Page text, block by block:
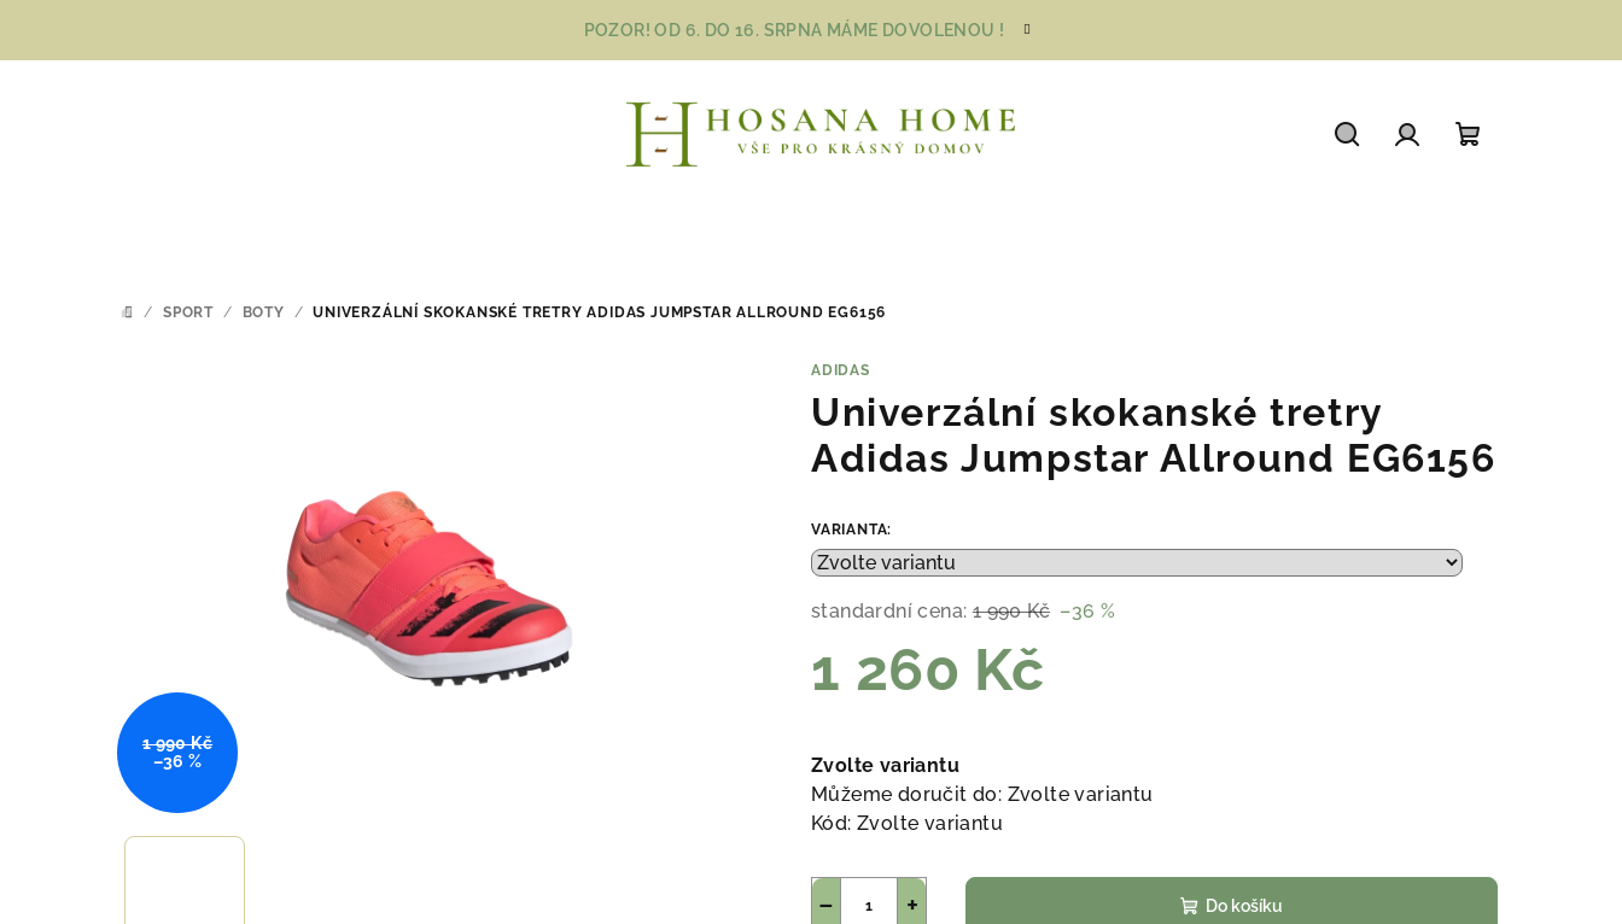
POZOR! OD 6. DO 16. SRPNA MÁME DOVOLENOU !
DOMŮ
/ SPORT / BOTY / UNIVERZÁLNÍ SKOKANSKÉ TRETRY ADIDAS JUMPSTAR ALLROUND EG6156
ADIDAS
Univerzální skokanské tretry
Adidas Jumpstar Allround EG6156
VARIANTA:
standardní cena: 1 990 Kč –36 %
1 260 Kč
cena:
Zvolte variantu
Můžeme doručit do: Zvolte variantu
Kód: Zvolte variantu
+
− Do košíku
1 990 Kč
–36 %